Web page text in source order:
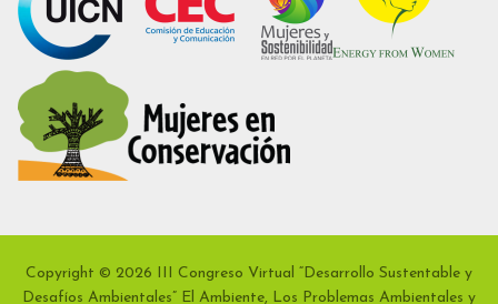
Copyright © 2026 III Congreso Virtual “Desarrollo Sustentable y
Desafíos Ambientales” El Ambiente, Los Problemas Ambientales y